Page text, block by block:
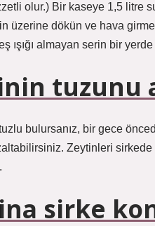
olur.) Bir kaseye 1,5 litre
üzerine dökün ve hava
ışığı almayan serin bir yerde
tuzunu
bulursanız, bir gece
Zeytinleri
sirke